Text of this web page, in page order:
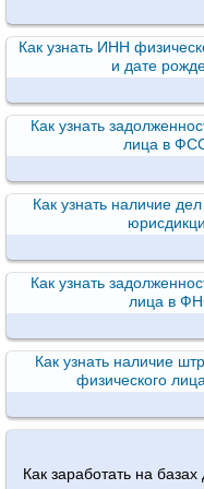
Как узнать ИНН
и дате
Как узнать
лица в
Как узнать наличие
Как узнать
лица в
Как узнать наличие
физического
Как заработать на